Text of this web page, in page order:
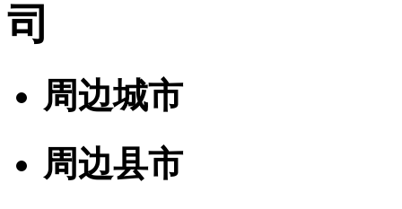
司
周边城市
周边县市